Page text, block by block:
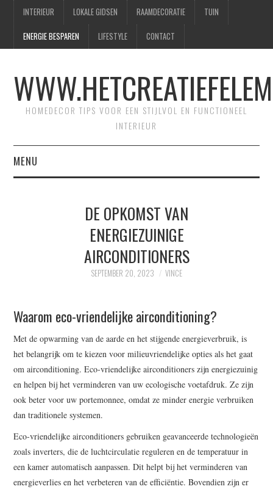
INTERIEUR LOKALE GIDSEN RAAMDECORATIE TUIN
ENERGIE BESPAREN LIFESTYLE CONTACT
HOMEDECOR TIPS VOOR EEN STIJLVOL EN FUNCTIONEEL
INTERIEUR
MENU
COMPLETE GUIDELINES
DE OPKOMST VAN
ENERGIEZUINIGE
AIRCONDITIONERS
SEPTEMBER 20, 2023 VINCE
Waarom eco-vriendelijke airconditioning?
Met de opwarming van de aarde en het stijgende energieverbruik, is
het belangrijk om te kiezen voor milieuvriendelijke opties als het gaat
om airconditioning. Eco-vriendelijke airconditioners zijn energiezuinig
en helpen bij het verminderen van uw ecologische voetafdruk. Ze zijn
ook beter voor uw portemonnee, omdat ze minder energie verbruiken
dan traditionele systemen.
Eco-vriendelijke airconditioners gebruiken geavanceerde technologieën
zoals inverters, die de luchtcirculatie reguleren en de temperatuur in
een kamer automatisch aanpassen. Dit helpt bij het verminderen van
energieverlies en het verbeteren van de efficiëntie. Bovendien zijn er